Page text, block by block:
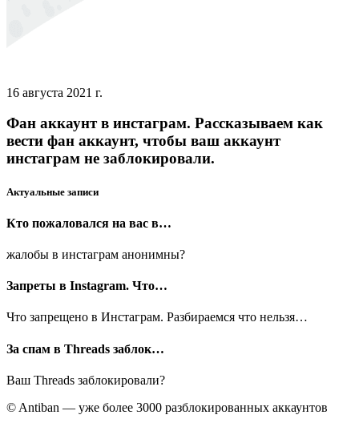
16 августа 2021 г.
Фан аккаунт в инстаграм. Рассказываем как
вести фан аккаунт, чтобы ваш аккаунт
инстаграм не заблокировали.
Актуальные записи
Кто пожаловался на вас в…
жалобы в инстаграм анонимны?
Запреты в Instagram. Что…
Что запрещено в Инстаграм. Разбираемся что нельзя…
За спам в Threads заблок…
Ваш Threads заблокировали?
© Antiban — уже более 3000 разблокированных аккаунтов